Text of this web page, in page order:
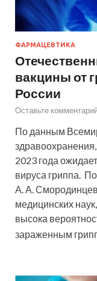
ФАРМАЦЕВТИКА
вакцины от
России
Оставьте
По данным
2023 года
вируса гриппа.
А. А.
медицинских
высока
зараженным